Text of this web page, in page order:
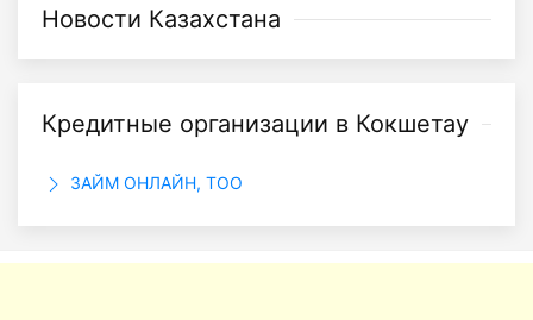
Новости Казахстана
Кредитные организации в Кокшетау
ЗАЙМ ОНЛАЙН, ТОО